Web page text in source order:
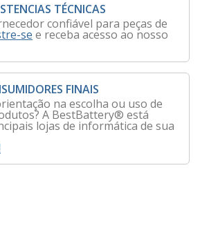
TÉCNICAS
confiável para peças de
se e receba acesso ao nosso
FINAIS
na escolha ou uso de
A BestBattery® está
lojas de informática de sua